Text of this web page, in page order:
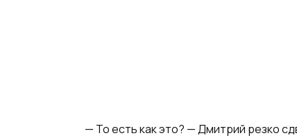
— То есть как это? — Дмитрий резко